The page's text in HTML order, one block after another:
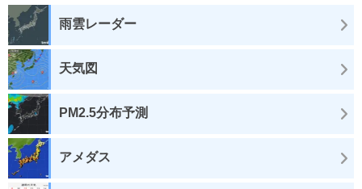
雨雲レーダー
天気図
PM2.5分布予測
アメダス